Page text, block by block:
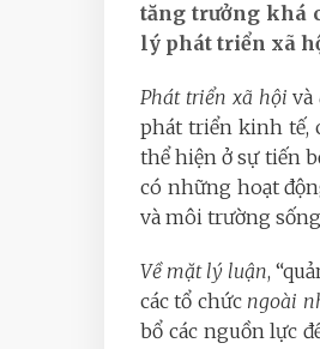
tăng trưởng khá
lý phát triển xã
Phát triển xã hội và
phát triển kinh tế,
thể hiện ở sự tiến
có những hoạt
và môi trường
Về mặt lý luận,
các tổ chức ngoài
bổ các nguồn lực